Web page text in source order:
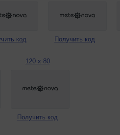
код Получить код
120 x 80
Получить код